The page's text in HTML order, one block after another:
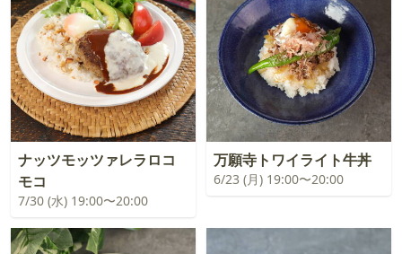
ナッツモッツァレラロコ
モコ
7/30 (水) 19:00〜20:00
万願寺トワイライト牛丼
6/23 (月) 19:00〜20:00